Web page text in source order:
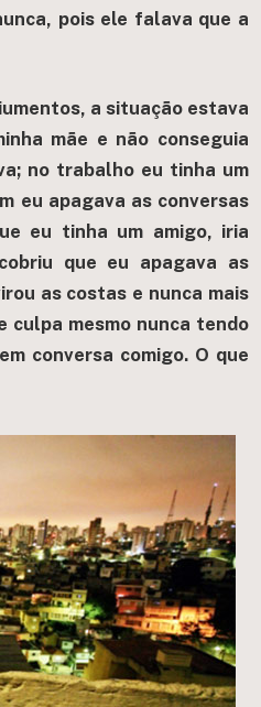
pois ele falava que a
a situação estava
mãe e não conseguia
no trabalho eu tinha um
eu apagava as conversas
eu tinha um amigo, iria
que eu apagava as
as costas e nunca mais
culpa mesmo nunca tendo
conversa comigo. O que